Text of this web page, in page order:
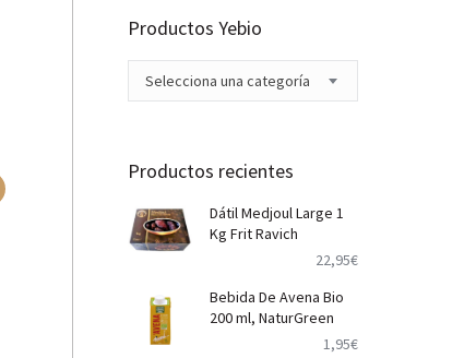
Productos Yebio
Selecciona una categoría
Productos recientes
Dátil Medjoul Large 1
Kg Frit Ravich
22,95€
Bebida De Avena Bio
200 ml, NaturGreen
1,95€